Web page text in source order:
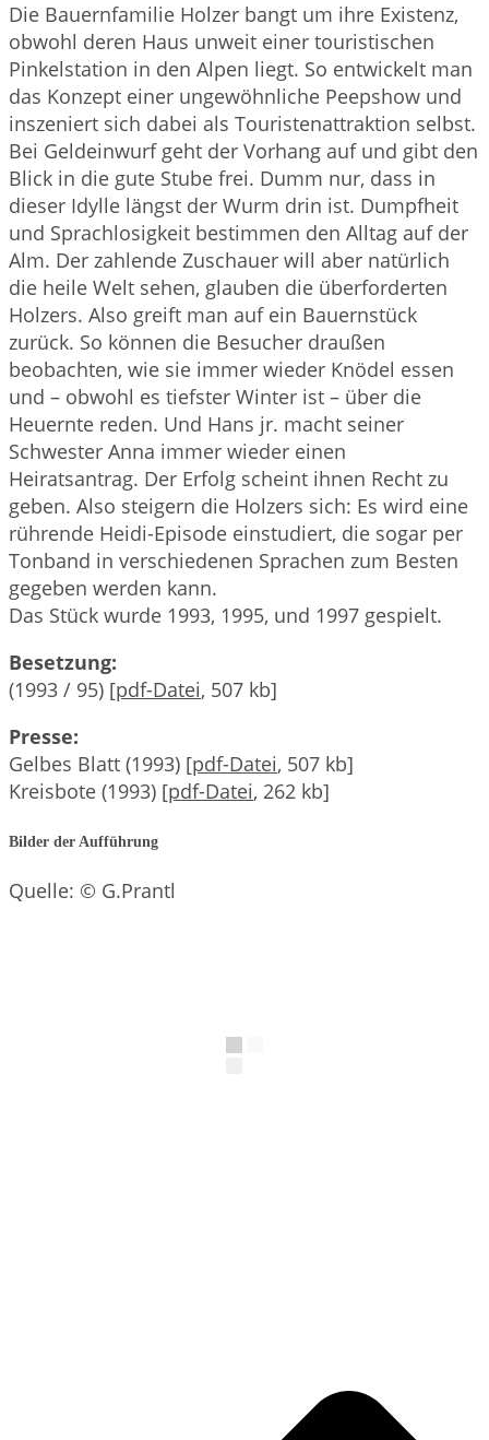
Die Bauernfamilie Holzer bangt um ihre Existenz,
obwohl deren Haus unweit einer touristischen
Pinkelstation in den Alpen liegt. So entwickelt man
das Konzept einer ungewöhnliche Peepshow und
inszeniert sich dabei als Touristenattraktion selbst.
Bei Geldeinwurf geht der Vorhang auf und gibt den
Blick in die gute Stube frei. Dumm nur, dass in
dieser Idylle längst der Wurm drin ist. Dumpfheit
und Sprachlosigkeit bestimmen den Alltag auf der
Alm. Der zahlende Zuschauer will aber natürlich
die heile Welt sehen, glauben die überforderten
Holzers. Also greift man auf ein Bauernstück
zurück. So können die Besucher draußen
beobachten, wie sie immer wieder Knödel essen
und – obwohl es tiefster Winter ist – über die
Heuernte reden. Und Hans jr. macht seiner
Schwester Anna immer wieder einen
Heiratsantrag. Der Erfolg scheint ihnen Recht zu
geben. Also steigern die Holzers sich: Es wird eine
rührende Heidi-Episode einstudiert, die sogar per
Tonband in verschiedenen Sprachen zum Besten
gegeben werden kann.
Das Stück wurde 1993, 1995, und 1997 gespielt.
Besetzung:
(1993 / 95) [pdf-Datei, 507 kb]
Presse:
Gelbes Blatt (1993) [pdf-Datei, 507 kb]
Kreisbote (1993) [pdf-Datei, 262 kb]
Bilder der Aufführung
Quelle: © G.Prantl